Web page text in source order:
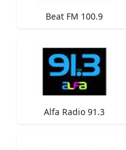
Beat FM 100.9
Alfa Radio 91.3